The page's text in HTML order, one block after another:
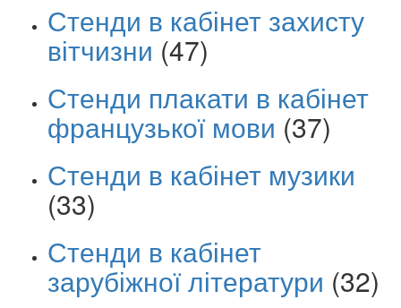
Стенди в кабінет захисту
вітчизни (47)
Стенди плакати в кабінет
французької мови (37)
Стенди в кабінет музики
(33)
Стенди в кабінет
зарубіжної літератури (32)